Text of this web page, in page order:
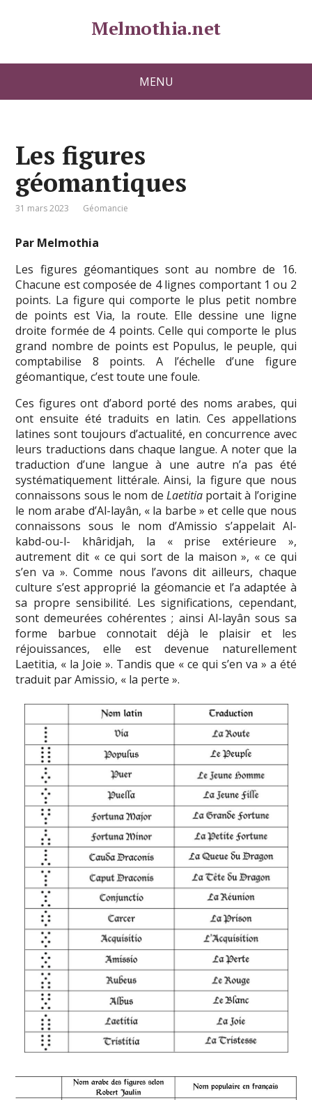
Melmothia.net
MENU
Les figures
géomantiques
31 mars 2023 Géomancie
Par Melmothia
Les figures géomantiques sont au nombre de 16.
Chacune est composée de 4 lignes comportant 1 ou 2
points. La figure qui comporte le plus petit nombre
de points est Via, la route. Elle dessine une ligne
droite formée de 4 points. Celle qui comporte le plus
grand nombre de points est Populus, le peuple, qui
comptabilise 8 points. A l’échelle d’une figure
géomantique, c’est toute une foule.
Ces figures ont d’abord porté des noms arabes, qui
ont ensuite été traduits en latin. Ces appellations
latines sont toujours d’actualité, en concurrence avec
leurs traductions dans chaque langue. A noter que la
traduction d’une langue à une autre n’a pas été
systématiquement littérale. Ainsi, la figure que nous
connaissons sous le nom de Laetitiaportait à l’origine
le nom arabe d’Al-layân, « la barbe » et celle que nous
connaissons sous le nom d’Amissio s’appelait Al-
kabd-ou-l- khâridjah, la « prise extérieure »,
autrement dit « ce qui sort de la maison », « ce qui
s’en va ». Comme nous l’avons dit ailleurs, chaque
culture s’est approprié la géomancie et l’a adaptée à
sa propre sensibilité. Les significations, cependant,
sont demeurées cohérentes ; ainsi Al-layân sous sa
forme barbue connotait déjà le plaisir et les
réjouissances, elle est devenue naturellement
Laetitia, « la Joie ». Tandis que « ce qui s’en va » a été
traduit par Amissio, « la perte ».